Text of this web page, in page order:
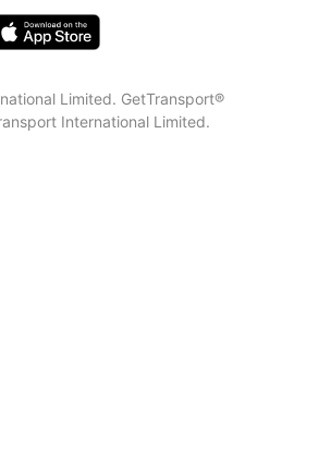
Limited. GetTransport®
International Limited.